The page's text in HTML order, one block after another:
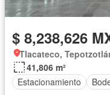
$ 8,238,626
Tlacateco,
41,806 m²
Estacionamiento